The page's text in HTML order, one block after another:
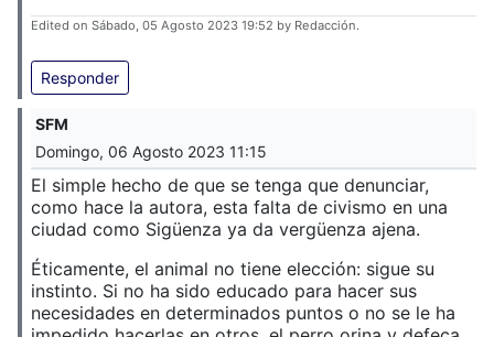
Edited on Sábado, 05 Agosto 2023 19:52 by Redacción.
Responder
SFM
Domingo, 06 Agosto 2023 11:15
El simple hecho de que se tenga que denunciar,
como hace la autora, esta falta de civismo en una
ciudad como Sigüenza ya da vergüenza ajena.
Éticamente, el animal no tiene elección: sigue su
instinto. Si no ha sido educado para hacer sus
necesidades en determinados puntos o no se le ha